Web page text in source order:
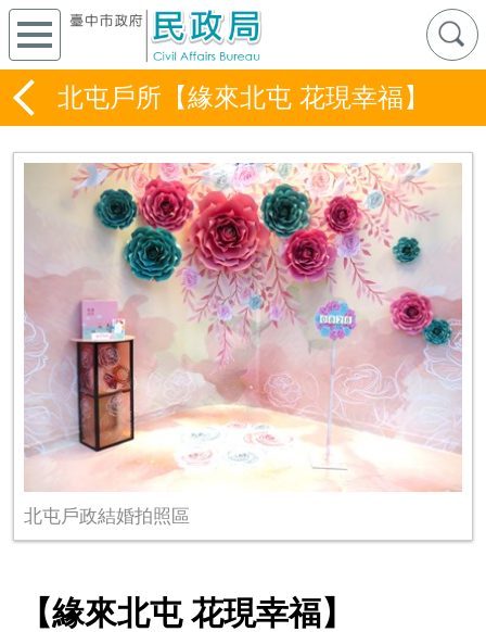
北屯戶所【緣來北屯 花現幸福】
北屯戶政結婚拍照區
【緣來北屯 花現幸福】